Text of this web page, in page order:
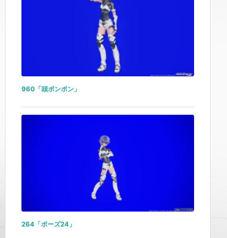
960「頭ポンポン」
264「ポーズ24」